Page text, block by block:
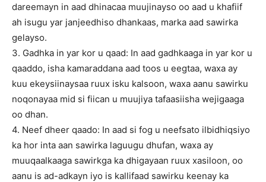
dareemayn in aad dhinacaa muujinayso oo aad u khafiif
ah isugu yar janjeedhiso dhankaas, marka aad sawirka
gelayso.
3. Gadhka in yar kor u qaad: In aad gadhkaaga in yar kor u
qaaddo, isha kamaraddana aad toos u eegtaa, waxa ay
kuu ekeysiinaysaa ruux isku kalsoon, waxa aanu sawirku
noqonayaa mid si fiican u muujiya tafaasiisha wejigaaga
oo dhan.
4. Neef dheer qaado: In aad si fog u neefsato ilbidhiqsiyo
ka hor inta aan sawirka laguugu dhufan, waxa ay
muuqaalkaaga sawirkga ka dhigayaan ruux xasiloon, oo
aanu is ad-adkayn iyo is kallifaad sawirku keenay ka